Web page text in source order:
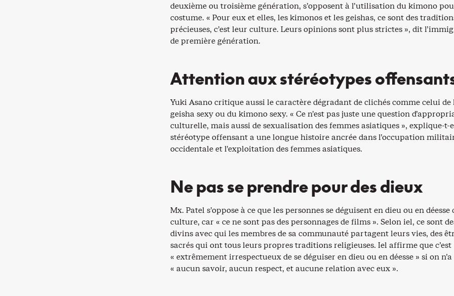
deuxième ou troisième génération, s’opposent à l’utilisation du kimono
costume. « Pour eux et elles, les kimonos et les geishas, ce sont des
précieuses, c’est leur culture. Leurs opinions sont plus strictes », dit
de première génération.
Attention aux stéréotypes
Yuki Asano critique aussi le caractère dégradant de clichés comme celui de
geisha sexy ou du kimono sexy. « Ce n’est pas juste une question
culturelle, mais aussi de sexualisation des femmes asiatiques », explique-t-
stéréotype offensant a une longue histoire ancrée dans l’occupation
occidentale et l’exploitation des femmes asiatiques.
Ne pas se prendre pour des dieux
Mx. Patel s’oppose à ce que les personnes se déguisent en dieu ou en déesse
culture, car « ce ne sont pas des personnages de films ». Selon iel, ce sont
divins avec qui les membres de sa communauté partagent leurs vies, des
sacrés qui ont tous leurs propres traditions religieuses. Iel affirme que c’est
« extrêmement irrespectueux de se déguiser en dieu ou en déesse » si on n’a
« aucun savoir, aucun respect, et aucune relation avec eux ».